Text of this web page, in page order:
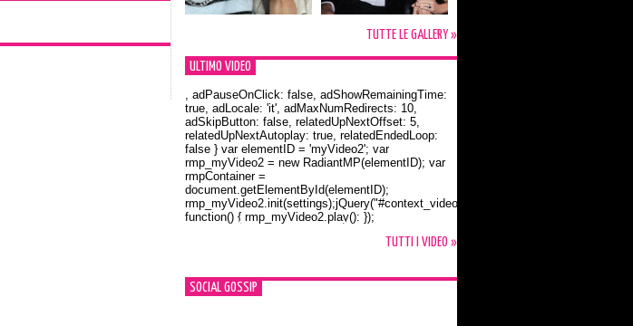
TUTTE LE GALLERY »
ULTIMO VIDEO
Orlando Bloom e la t-shirt dedicata a Flynn
, adPauseOnClick: false, adShowRemainingTime:
true, adLocale: 'it', adMaxNumRedirects: 10,
adSkipButton: false, relatedUpNextOffset: 5,
relatedUpNextAutoplay: true, relatedEndedLoop:
false } var elementID = 'myVideo2'; var
rmp_myVideo2 = new RadiantMP(elementID); var
rmpContainer =
document.getElementById(elementID);
rmp_myVideo2.init(settings);jQuery("#context_video2").one("mouseover",
function() { rmp_myVideo2.play(); });
TUTTI I VIDEO »
SOCIAL GOSSIP